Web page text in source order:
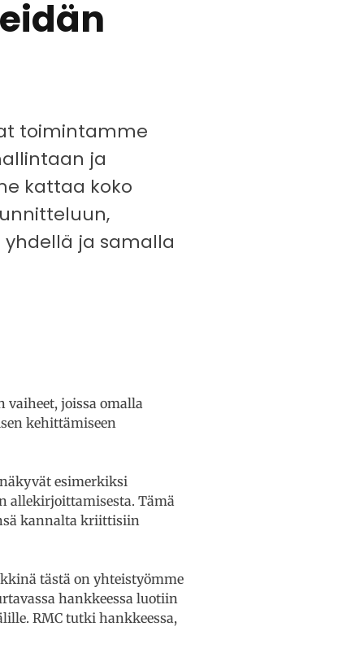
toimintamme
ja
kattaa koko
ja samalla
joissa omalla
kehittämiseen
esimerkiksi
allekirjoittamisesta. Tämä
kannalta kriittisiin
tästä on yhteistyömme
hankkeessa luotiin
RMC tutki hankkeessa,